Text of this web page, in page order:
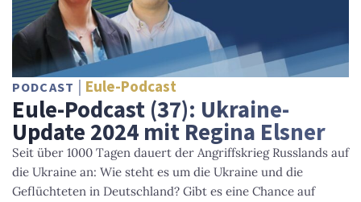
PODCAST Eule-Podcast
Eule-Podcast (37): Ukraine-
Update 2024 mit Regina Elsner
Seit über 1000 Tagen dauert der Angriffskrieg Russlands auf
die Ukraine an: Wie steht es um die Ukraine und die
Geflüchteten in Deutschland? Gibt es eine Chance auf